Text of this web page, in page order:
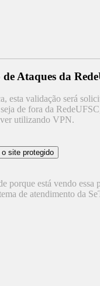
de Ataques da
esta validação será
de fora da
utilizando VPN.
porque está vendo essa
de atendimento da